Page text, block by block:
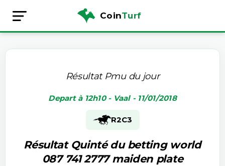
CoinTurf
Résultat Pmu du jour
Depart à 12h10 - Vaal - 11/01/2018
R2C3
Résultat Quinté du betting world
087 741 2777 maiden plate